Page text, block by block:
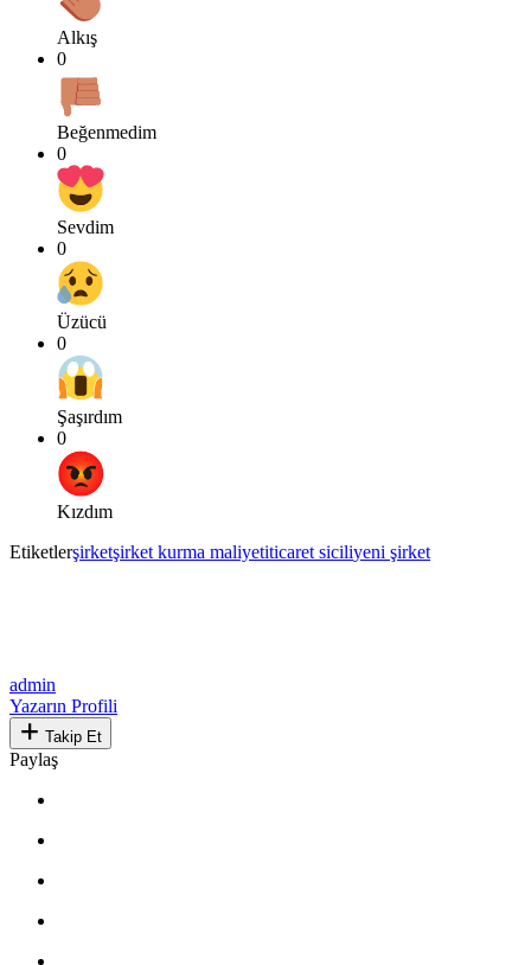
Alkış
0
Beğenmedim
0
Sevdim
0
Üzücü
0
Şaşırdım
0
Kızdım
Etiketlerşirketşirket kurma maliyetiticaret siciliyeni şirket
admin
Yazarın Profili
Takip Et
Paylaş